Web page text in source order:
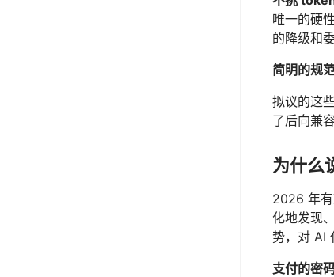
唯一的硬
的降级和
简明的规
拟议的这
了后向兼
为什么
2026 年
化地发现
势，对 AI
支付的密